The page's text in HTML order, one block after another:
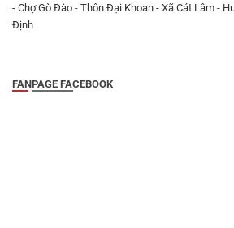
- Chợ Gò Đào - Thôn Đại Khoan - Xã Cát Lâm -
Định
FANPAGE FACEBOOK